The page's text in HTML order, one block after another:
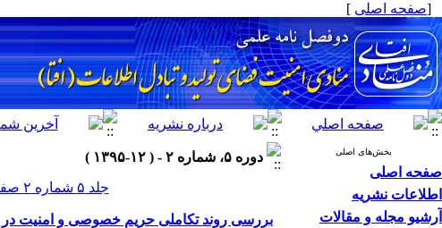
[صفحه اصلی ]
بخش‌های اصلی
صفحه اصلی
اطلاعات نشریه
آرشیو مجله و مقالات
دوره ۵، شماره ۲ - ( ۱۲-۱۳۹۵ )
جلد ۵ شماره ۲ صفحات ۳۴-۱۵
بررسی روند تکاملی حریم خصوصی و امنیت